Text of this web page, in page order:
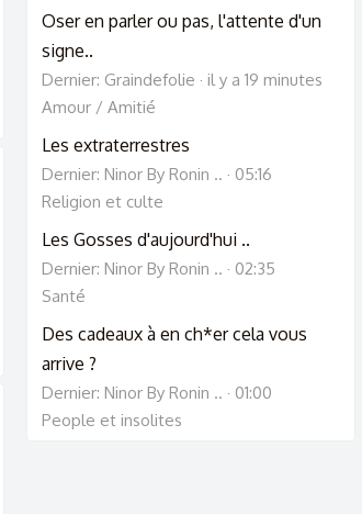
Oser en parler ou pas, l'attente d'un
signe..
Dernier: Graindefolie
il y a 19 minutes
Amour / Amitié
Les extraterrestres
Dernier: Ninor By Ronin ..
05:16
Religion et culte
Les Gosses d'aujourd'hui ..
Dernier: Ninor By Ronin ..
02:35
Santé
Des cadeaux à en ch*er cela vous
arrive ?
Dernier: Ninor By Ronin ..
01:00
People et insolites